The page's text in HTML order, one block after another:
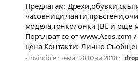
Предлагам:
модела,тонколонки JBL и още
Поръчват се от www.Asos.com
цена Контакти: Лично
- Invincible Тема 28 Юни 2018